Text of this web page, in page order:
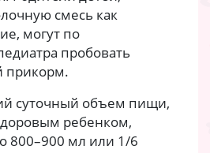
смесь как
могут по
пробовать
прикорм.
суточный объем пищи,
ребенком,
800–900 мл или 1/6